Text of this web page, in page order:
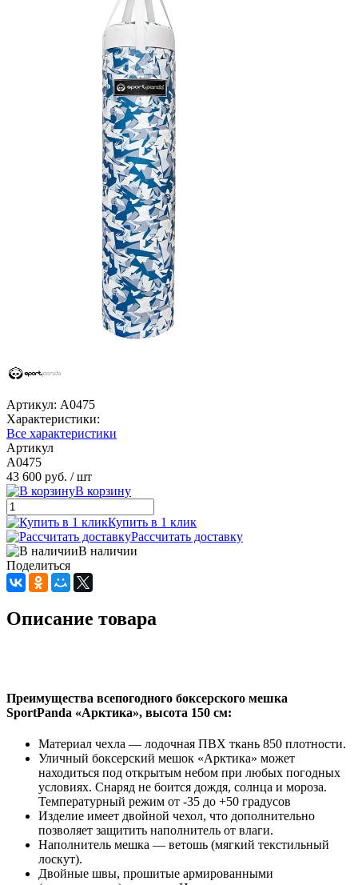
Артикул: A0475
Характеристики:
Все характеристики
Артикул
A0475
43 600 руб. / шт
В корзину
Купить в 1 клик
Рассчитать доставку
В наличии
Поделиться
Описание товара
Преимущества всепогодного боксерского мешка
SportPanda «Арктика», высота 150 см:
Материал чехла — лодочная ПВХ ткань 850 плотности.
Уличный боксерский мешок «Арктика» может
находиться под открытым небом при любых погодных
условиях. Снаряд не боится дождя, солнца и мороза.
Температурный режим от -35 до +50 градусов
Изделие имеет двойной чехол, что дополнительно
позволяет защитить наполнитель от влаги.
Наполнитель мешка — ветошь (мягкий текстильный
лоскут).
Двойные швы, прошитые армированными